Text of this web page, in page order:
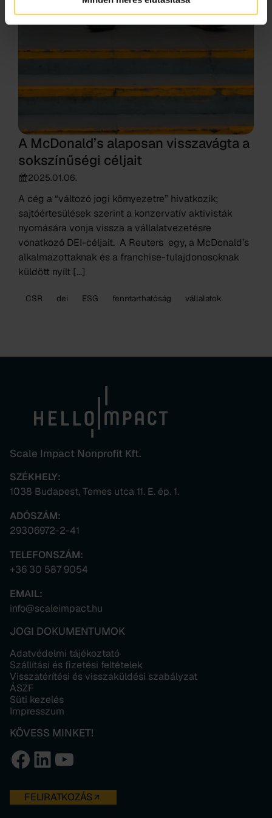
A McDonald’s alaposan visszavágta a
sokszínűségi céljait
2025.01.06.
A cég a “változó jogi környezetre” hivatkozik;
sajtóértesülések szerint a konzervatív aktivisták
nyomására vonja vissza a vállalatvezetésre
vonatkozó DEI-céljait. A Reuters egy, a McDonald’s
alkalmazottaknak és a franchise-tulajdonosoknak
küldött nyílt […]
CSR dei ESG fenntarthatóság vállalatok
Scale Impact Nonprofit Kft.
SZÉKHELY:
1038 Budapest, Temes utca 11. E. ép. 1.
ADÓSZÁM:
29306972-2-41
TELEFONSZÁM:
+36 30 587 9054
EMAIL:
info@scaleimpact.hu
JOGI DOKUMENTUMOK
Adatvédelmi tájékoztató
Szállítási és fizetési feltételek
Visszatérítési és visszaküldési szabályzat
ÁSZF
Süti kezelés
Impresszum
KÖVESS MINKET!
Facebook LinkedIn YouTube
FELIRATKOZÁS